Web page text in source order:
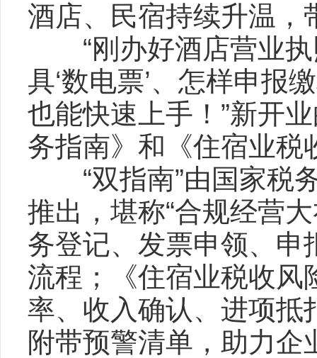
酒店、民宿持续升温，
“刚办好酒店营业执
具‘数电票’、怎样申报
也能快速上手！”新开
务指南》和《住宿业税
“双指南”由国家税务
推出，堪称“合规经营
务登记、发票申领、申
流程；《住宿业税收风
率、收入确认、进项抵
附带预警清单，助力